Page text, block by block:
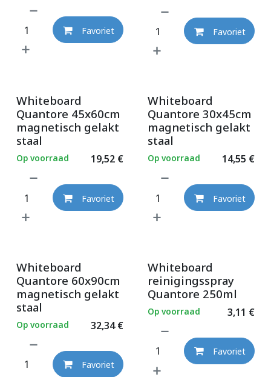
Favoriet Favoriet
Whiteboard
Quantore 45x60cm
magnetisch gelakt
staal
19,52€
Op voorraad
Favoriet
Whiteboard
Quantore 30x45cm
magnetisch gelakt
staal
14,55 €
Op voorraad
Favoriet
Whiteboard
Quantore 60x90cm
magnetisch gelakt
staal
32,34€
Op voorraad
Favoriet
Whiteboard
reinigingsspray
Quantore 250ml
3,11 €
Op voorraad
Favoriet